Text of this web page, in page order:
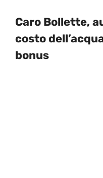
Caro Bollette,
costo
bonus